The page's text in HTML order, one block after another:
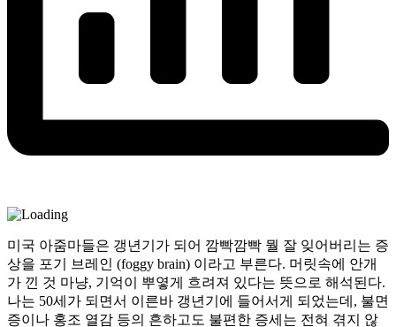
미국 아줌마들은 갱년기가 되어 깜빡깜빡 뭘 잘 잊어버리는 증
상을 포기 브레인 (foggy brain) 이라고 부른다. 머릿속에 안개
가 낀 것 마냥, 기억이 뿌옇게 흐려져 있다는 뜻으로 해석된다.
나는 50세가 되면서 이른바 갱년기에 들어서게 되었는데, 불면
증이나 홍조 열감 등의 흔하고도 불편한 증세는 전혀 겪지 않